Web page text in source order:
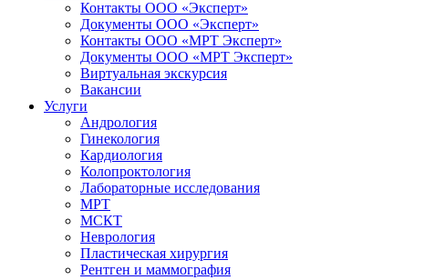
Контакты ООО «Эксперт»
Документы ООО «Эксперт»
Контакты ООО «МРТ Эксперт»
Документы ООО «МРТ Эксперт»
Виртуальная экскурсия
Вакансии
Услуги
Андрология
Гинекология
Кардиология
Колопроктология
Лабораторные исследования
МРТ
МСКТ
Неврология
Пластическая хирургия
Рентген и маммография